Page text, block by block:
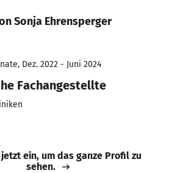
Sonja Ehrensperger
Dez. 2022 - Juni 2024
Fachangestellte
jetzt ein, um das ganze Profil zu
sehen.